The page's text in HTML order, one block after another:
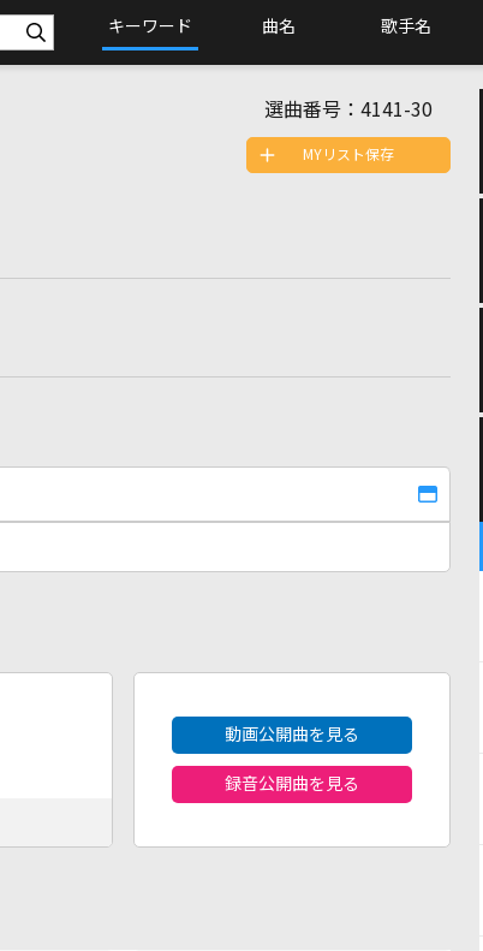
キーワード 曲名 歌手名
選曲番号： 4141-30
MYリスト保存
動画公開曲を見る
録音公開曲を見る